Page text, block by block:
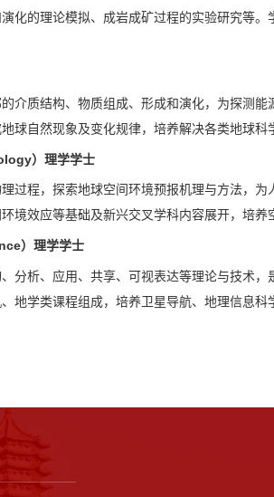
化的理论模拟、成岩成矿过程的实验研究等
介质结构、物质组成、形成和演化，为探测
球自然现象及变化规律，培养解决各类地球科
）理学学士
过程，探索地球空间环境预报机理与方法，
境效应等基础及新兴交叉学科内容展开，培养
）理学学士
分析、应用、共享、可视表达等理论与技术
地学类课程组成，培养卫星导航、地理信息科